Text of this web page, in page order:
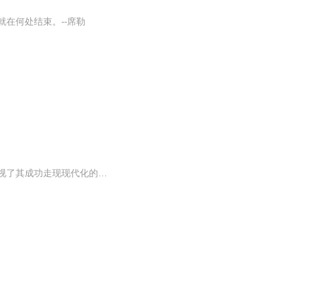
在何处结束。--席勒
此书凝聚了作者长期治史心得，反映了国内外学术界的新成果；阐述了英国的兴盛之道，透视了其成功走现现代化的历程；揭示了英国民族的禀赋和创造力，展现了其所开创的现代文明；各章之后的作者话语把历史和现实联系起来，言近旨远，启人心智。【本书信息】...